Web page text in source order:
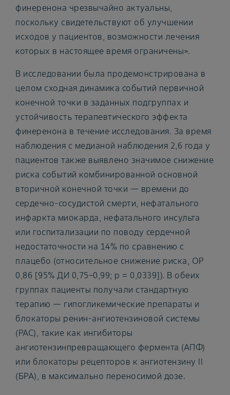
финеренона чрезвычайно актуальны,
поскольку свидетельствуют об улучшении
исходов у пациентов, возможности лечения
которых в настоящее время ограничены».
В исследовании была продемонстрирована в
целом сходная динамика событий первичной
конечной точки в заданных подгруппах и
устойчивость терапевтического эффекта
финеренона в течение исследования. За время
наблюдения с медианой наблюдения 2,6 года у
пациентов также выявлено значимое снижение
риска событий комбинированной основной
вторичной конечной точки — времени до
сердечно-сосудистой смерти, нефатального
инфаркта миокарда, нефатального инсульта
или госпитализации по поводу сердечной
недостаточности на 14% по сравнению с
плацебо (относительное снижение риска, ОР
0,86 [95% ДИ 0,75–0,99; р = 0,0339]). В обеих
группах пациенты получали стандартную
терапию — гипогликемические препараты и
блокаторы ренин-ангиотензиновой системы
(РАС), такие как ингибиторы
ангиотензинпревращающего фермента (АПФ)
или блокаторы рецепторов к ангиотензину II
(БРА), в максимально переносимой дозе.